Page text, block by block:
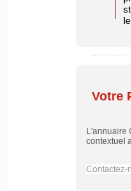
Votre
L'annuaire
contextuel
Contactez-